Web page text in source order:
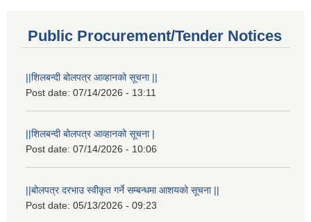
Public Procurement/Tender Notices
||शिलबन्दी बोलपत्र आव्हानको सूचना ||
Post date: 07/14/2026 - 13:11
||शिलबन्दी बोलपत्र आव्हानको सूचना |
Post date: 07/14/2026 - 10:06
||बोलपत्र दरभाउ स्वीकृत गर्ने सम्बन्धमा आशयको सूचना ||
Post date: 05/13/2026 - 09:23